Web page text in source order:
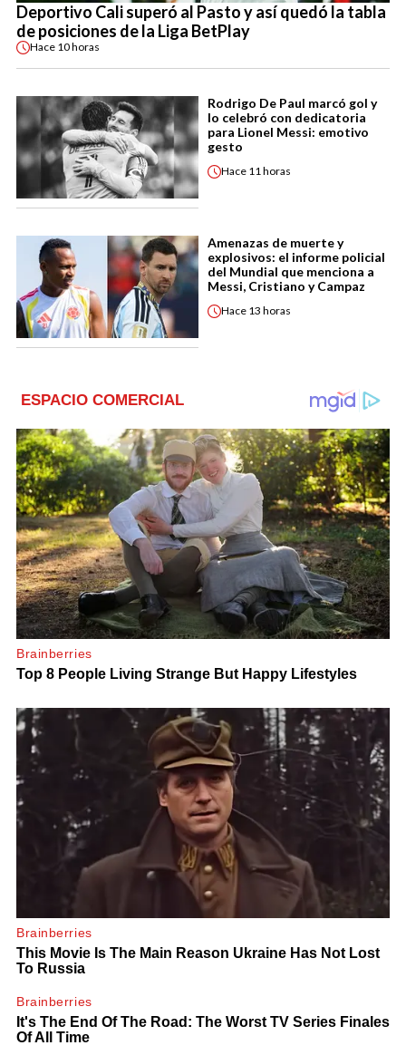
Deportivo Cali superó al Pasto y así quedó la tabla
de posiciones de la Liga BetPlay
Hace 10 horas
Rodrigo De Paul marcó gol y
lo celebró con dedicatoria
para Lionel Messi: emotivo
gesto
Hace 11 horas
Amenazas de muerte y
explosivos: el informe policial
del Mundial que menciona a
Messi, Cristiano y Campaz
Hace 13 horas